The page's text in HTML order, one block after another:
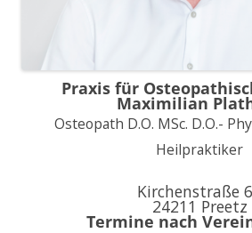
Praxis für
Maximilian
Osteopath D.O. MSc. D.O.-
Heilpraktiker
Kirchenstraße
24211 Preetz
Termine nach